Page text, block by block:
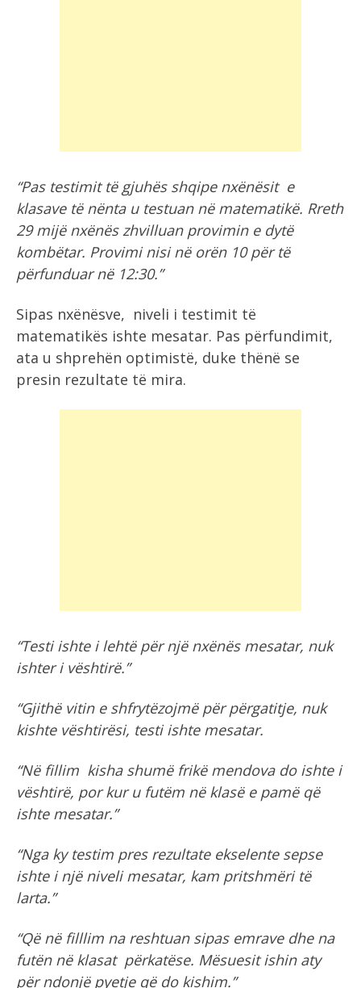
“Pas testimit të gjuhës shqipe nxënësit e
klasave të nënta u testuan në matematikë. Rreth
29 mijë nxënës zhvilluan provimin e dytë
kombëtar. Provimi nisi në orën 10 për të
përfunduar në 12:30.”
Sipas nxënësve, niveli i testimit të
matematikës ishte mesatar. Pas përfundimit,
ata u shprehën optimistë, duke thënë se
presin rezultate të mira.
“Testi ishte i lehtë për një nxënës mesatar, nuk
ishter i vështirë.”
“Gjithë vitin e shfrytëzojmë për përgatitje, nuk
kishte vështirësi, testi ishte mesatar.
“Në fillim kisha shumë frikë mendova do ishte i
vështirë, por kur u futëm në klasë e pamë që
ishte mesatar.”
“Nga ky testim pres rezultate ekselente sepse
ishte i një niveli mesatar, kam pritshmëri të
larta.”
“Që në filllim na reshtuan sipas emrave dhe na
futën në klasat përkatëse. Mësuesit ishin aty
për ndonjë pyetje që do kishim.”